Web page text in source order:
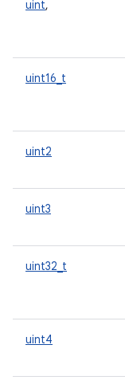
uint,
uint16_t
uint2
uint3
uint32_t
uint4